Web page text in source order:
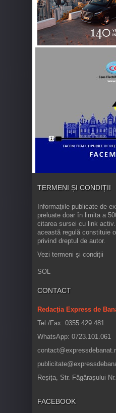
TERMENI ȘI CONDIȚII
Informaţiile publicate de
preluate doar în limita a
citarea sursei cu link
această regulă constituie
privind dreptul de autor.
Vezi termeni și condiții
SOL
CONTACT
Redacția Express de
Tel./Fax: 0355.429.481
WhatsApp: 0723.101.061
Reșița, Str. Făgărașului
FACEBOOK